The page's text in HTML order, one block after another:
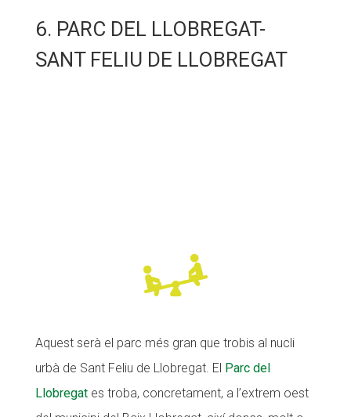
6. PARC DEL LLOBREGAT-
SANT FELIU DE LLOBREGAT
Aquest serà el parc més gran que trobis al nucli
urbà de Sant Feliu de Llobregat. El Parc del
Llobregates troba, concretament, a l’extrem oest